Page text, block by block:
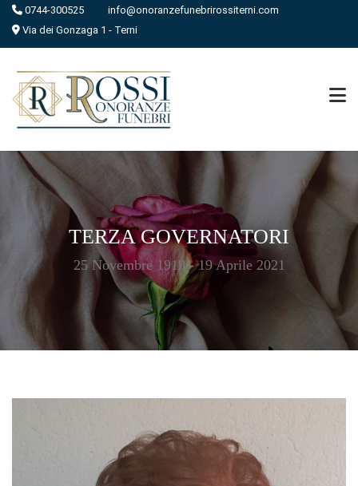
0744-300525
info@onoranzefunebrirossiterni.com
Via dei Gonzaga 1 - Terni
TERZA GOVERNATORI
25 Novembre 1919 - 19 Aprile 2021